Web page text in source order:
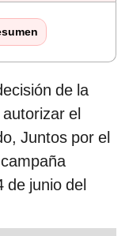
de la
el
Juntos por el
de junio del